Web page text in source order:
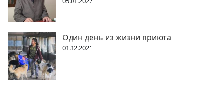
Один день из жизни приюта
01.12.2021